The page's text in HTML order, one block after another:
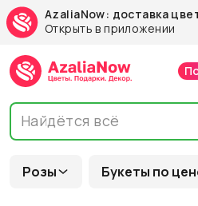
AzaliaNow: доставка
Открыть в приложении
Розы Букеты по